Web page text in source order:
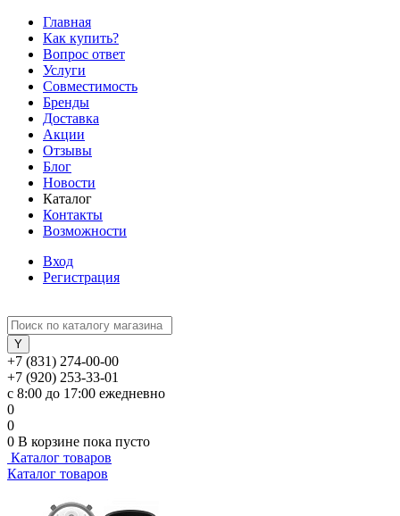
Главная
Как купить?
Вопрос ответ
Услуги
Совместимость
Бренды
Доставка
Акции
Отзывы
Блог
Новости
Каталог
Контакты
Возможности
Вход
Регистрация
+7 (831) 274-00-00
+7 (920) 253-33-01
с 8:00 до 17:00 ежедневно
0
0
0 В корзине пока пусто
Каталог товаров
Каталог товаров